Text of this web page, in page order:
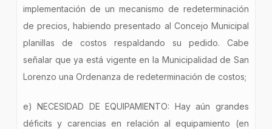
implementación de un mecanismo de redeterminación
de precios, habiendo presentado al Concejo Municipal
planillas de costos respaldando su pedido. Cabe
señalar que ya está vigente en la Municipalidad de San
Lorenzo una Ordenanza de redeterminación de costos;
e) NECESIDAD DE EQUIPAMIENTO: Hay aún grandes
déficits y carencias en relación al equipamiento (en